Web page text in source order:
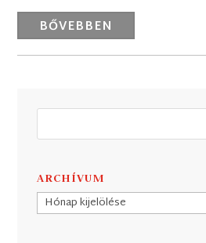
BŐVEBBEN
ARCHÍVUM
Archívum